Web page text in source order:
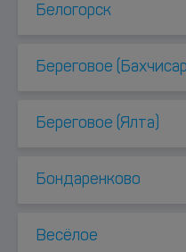
Белогорск
Береговое
Береговое (Ялта)
Бондаренково
Весёлое